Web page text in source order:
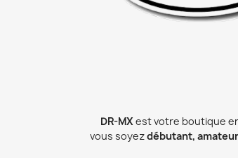
DR-MXest votre boutique
vous soyezdébutant, amateur